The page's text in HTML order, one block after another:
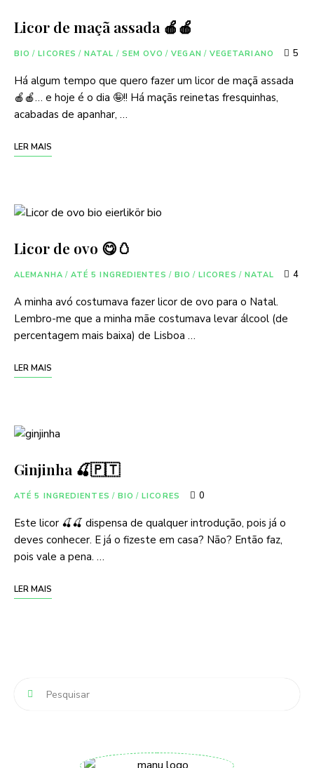
Licor de maçã assada 🍎🍎
BIO / LICORES / NATAL / SEM OVO / VEGAN / VEGETARIANO 5
Há algum tempo que quero fazer um licor de maçã assada
🍎🍎… e hoje é o dia 🤪!! Há maçãs reinetas fresquinhas,
acabadas de apanhar, …
LER MAIS
Licor de ovo 😋🥚
ALEMANHA / ATÉ 5 INGREDIENTES / BIO / LICORES / NATAL 4
A minha avó costumava fazer licor de ovo para o Natal.
Lembro-me que a minha mãe costumava levar álcool (de
percentagem mais baixa) de Lisboa …
LER MAIS
Ginjinha 🍒🇵🇹
ATÉ 5 INGREDIENTES / BIO / LICORES 0
Este licor 🍒🍒 dispensa de qualquer introdução, pois já o
deves conhecer. E já o fizeste em casa? Não? Então faz,
pois vale a pena. …
LER MAIS